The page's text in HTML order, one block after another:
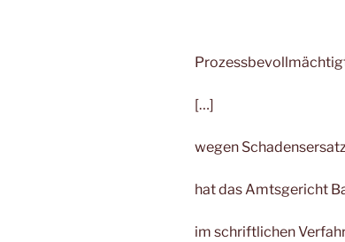
[…]
wegen
hat das Amtsgericht
im schriftlichen